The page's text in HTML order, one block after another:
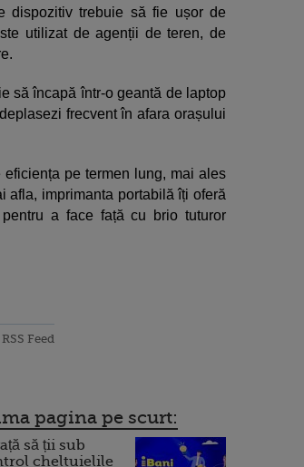
dispozitiv trebuie să fie ușor de
utilizat de agenții de teren, de
să încapă într-o geantă de laptop
frecvent în afara orașului
pe termen lung, mai ales
afla, imprimanta portabilă îți oferă
a face față cu brio tuturor
RSS Feed
pagina pe scurt:
să ții sub
cheltuielile